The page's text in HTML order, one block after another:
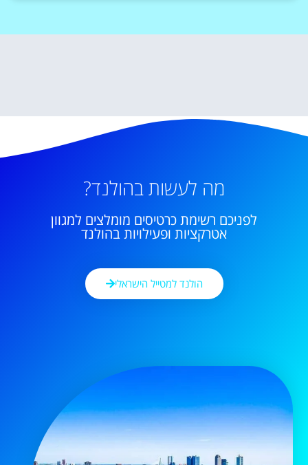
מה לעשות בהולנד?
לפניכם רשימת כרטיסים מומלצים למגוון
אטרקציות ופעילויות בהולנד
הולנד למטייל הישראלי